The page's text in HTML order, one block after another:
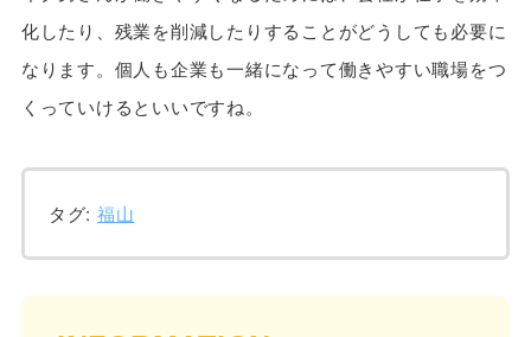
化したり、残業を削減したりすることがどうしても必要に
なります。個人も企業も一緒になって働きやすい職場をつ
くっていけるといいですね。
タグ: 福山